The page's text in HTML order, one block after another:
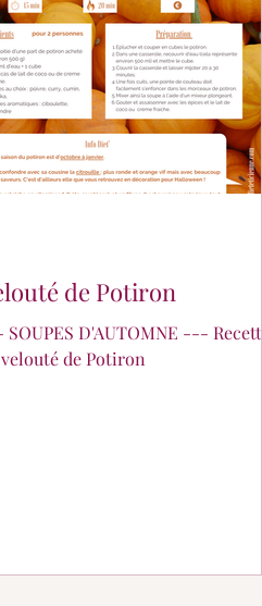
de Potiron
D'AUTOMNE --- Recette
de Potiron